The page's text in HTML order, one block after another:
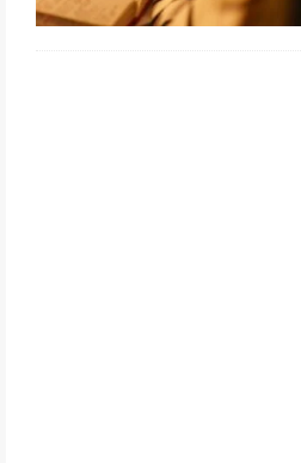
[ 5 de agosto de 2026 ]